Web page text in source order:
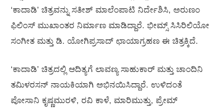
‘ಕಾದಾಡಿ’ ಚಿತ್ರವನ್ನು ಸತೀಶ್ ಮಾಲೆಂಪಾಟಿ ನಿರ್ದೇಶಿಸಿ, ಅರುಣಂ
ಫಿಲಿಂಸ್ ಮುಖಾಂತರ ನಿರ್ಮಾಣ ಮಾಡಿದ್ದಾರೆ. ಭೀಮ್ಸ್ ಸಿಸಿರಿಲಿಯೋ
ಸಂಗೀತ ಮತ್ತು ಡಿ. ಯೋಗಿಪ್ರಸಾದ್ ಛಾಯಾಗ್ರಹಣ ಈ ಚಿತ್ರಕ್ಕಿದೆ.
‘ಕಾದಾಡಿ’ ಚಿತ್ರದಲ್ಲಿ ಆದಿತ್ಯಗೆ ಲಾವಣ್ಯ ಸಾಹುಕಾರ್‍ ಮತ್ತು ಚಾಂದಿನಿ
ತಮಿಳರಸನ್ ನಾಯಕಿಯಾಗಿ ಅಭಿನಯಿಸಿದ್ದಾರೆ. ಉಳಿದಂತೆ
ಪೋಸಾನಿ ಕೃಷ್ಣಮುರಳಿ, ರವಿ ಕಾಳೆ, ಮಾರಿಮುತ್ತು, ಪ್ರೇಮ್‌